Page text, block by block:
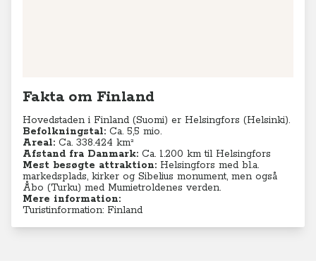
Fakta om Finland
Hovedstaden i Finland (Suomi) er Helsingfors (Helsinki).
Befolkningstal: Ca. 5,5 mio.
Areal: Ca. 338.424 km²
Afstand fra Danmark: Ca. 1.200 km til Helsingfors
Mest besøgte attraktion: Helsingfors med bl.a.
markedsplads, kirker og Sibelius monument, men også
Åbo (Turku) med Mumietroldenes verden.
Mere information:
Turistinformation: Finland